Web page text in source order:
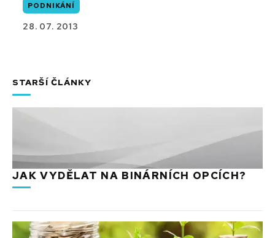
PODNIKÁNÍ
28. 07. 2013
STARŠÍ ČLÁNKY
JAK VYDĚLAT NA BINÁRNÍCH OPCÍCH?